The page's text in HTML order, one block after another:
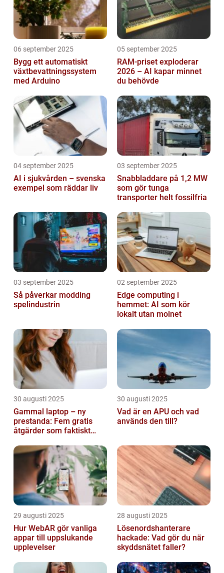
06 september 2025
Bygg ett automatiskt
växtbevattningssystem
med Arduino
05 september 2025
RAM-priset exploderar
2026 – AI kapar minnet
du behövde
04 september 2025
AI i sjukvården – svenska
exempel som räddar liv
03 september 2025
Snabbladdare på 1,2 MW
som gör tunga
transporter helt fossilfria
03 september 2025
Så påverkar modding
spelindustrin
02 september 2025
Edge computing i
hemmet: AI som kör
lokalt utan molnet
30 augusti 2025
Gammal laptop – ny
prestanda: Fem gratis
åtgärder som faktiskt
30 augusti 2025
Vad är en APU och vad
används den till?
29 augusti 2025
Hur WebAR gör vanliga
appar till uppslukande
upplevelser
28 augusti 2025
Lösenordshanterare
hackade: Vad gör du när
skyddsnätet faller?